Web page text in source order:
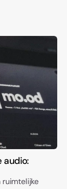
audio:
ruimtelijke